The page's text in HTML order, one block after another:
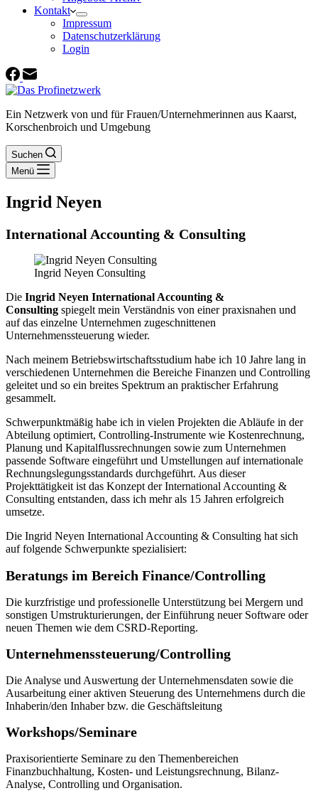
Kontakt
Impressum
Datenschutzerklärung
Login
Ein Netzwerk von und für Frauen/Unternehmerinnen aus Kaarst,
Korschenbroich und Umgebung
Suchen
Menü
Ingrid Neyen
International Accounting & Consulting
Ingrid Neyen Consulting
Die Ingrid Neyen International Accounting &
Consulting spiegelt mein Verständnis von einer praxisnahen und
auf das einzelne Unternehmen zugeschnittenen
Unternehmenssteuerung wieder.
Nach meinem Betriebswirtschaftsstudium habe ich 10 Jahre lang in
verschiedenen Unternehmen die Bereiche Finanzen und Controlling
geleitet und so ein breites Spektrum an praktischer Erfahrung
gesammelt.
Schwerpunktmäßig habe ich in vielen Projekten die Abläufe in der
Abteilung optimiert, Controlling-Instrumente wie Kostenrechnung,
Planung und Kapitalflussrechnungen sowie zum Unternehmen
passende Software eingeführt und Umstellungen auf internationale
Rechnungslegungsstandards durchgeführt. Aus dieser
Projekttätigkeit ist das Konzept der International Accounting &
Consulting entstanden, dass ich mehr als 15 Jahren erfolgreich
umsetze.
Die Ingrid Neyen International Accounting & Consulting hat sich
auf folgende Schwerpunkte spezialisiert:
Beratungs im Bereich Finance/Controlling
Die kurzfristige und professionelle Unterstützung bei Mergern und
sonstigen Umstrukturierungen, der Einführung neuer Software oder
neuen Themen wie dem CSRD-Reporting.
Unternehmenssteuerung/Controlling
Die Analyse und Auswertung der Unternehmensdaten sowie die
Ausarbeitung einer aktiven Steuerung des Unternehmens durch die
Inhaberin/den Inhaber bzw. die Geschäftsleitung
Workshops/Seminare
Praxisorientierte Seminare zu den Themenbereichen
Finanzbuchhaltung, Kosten- und Leistungsrechnung, Bilanz-
Analyse, Controlling und Organisation.